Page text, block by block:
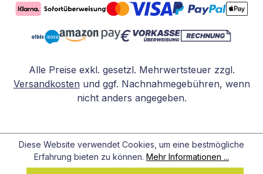
Alle Preise exkl. gesetzl. Mehrwertsteuer zzgl.
Versandkosten und ggf. Nachnahmegebühren, wenn
nicht anders angegeben.
Diese Website verwendet Cookies, um eine bestmögliche
Erfahrung bieten zu können. Mehr Informationen ...